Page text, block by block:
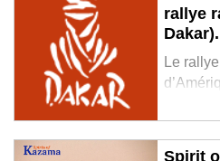
rallye
Dakar).
Le
Spirit